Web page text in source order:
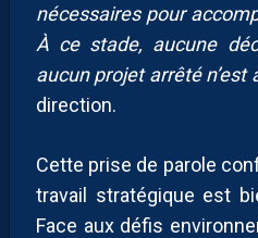
nécessaires pour
À ce stade, aucune
aucun projet arrêté n’est
direction.
Cette prise de parole
travail stratégique est
Face aux défis